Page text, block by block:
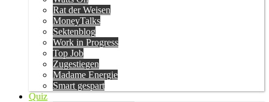
Rat der Weisen
MoneyTalks
Sektenblog
Work in Progress
Top Job
Zugestiegen
Madame Energie
Smart gespart
Quiz